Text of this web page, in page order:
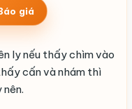
giá
ly nếu thấy chìm vào
cấn và nhám thì